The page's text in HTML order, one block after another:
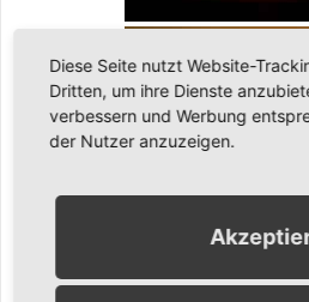
Diese Seite nutzt Website-
Dritten, um ihre Dienste
verbessern und Werbung
der Nutzer anzuzeigen.